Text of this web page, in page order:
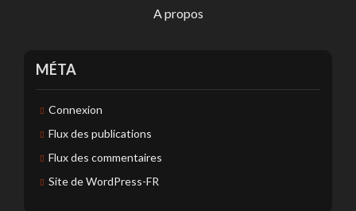
A propos
MÉTA
Connexion
Flux des publications
Flux des commentaires
Site de WordPress-FR